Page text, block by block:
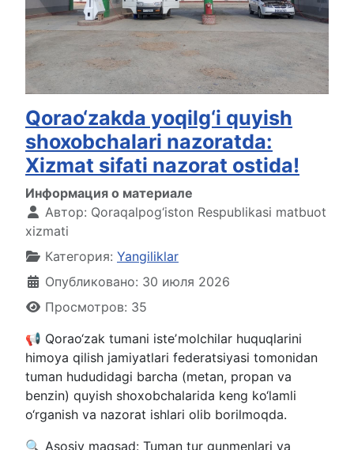
Qorao‘zakda yoqilg‘i quyish
shoxobchalari nazoratda:
Xizmat sifati nazorat ostida!
Информация о материале
Автор: Qoraqalpog‘iston Respublikasi matbuot
xizmati
Категория: Yangiliklar
Опубликовано: 30 июля 2026
Просмотров: 35
📢 Qorao‘zak tumani isteʼmolchilar huquqlarini
himoya qilish jamiyatlari federatsiyasi tomonidan
tuman hududidagi barcha (metan, propan va
benzin) quyish shoxobchalarida keng ko‘lamli
o‘rganish va nazorat ishlari olib borilmoqda.
🔍 Asosiy maqsad: Tuman tur gunmenlari va